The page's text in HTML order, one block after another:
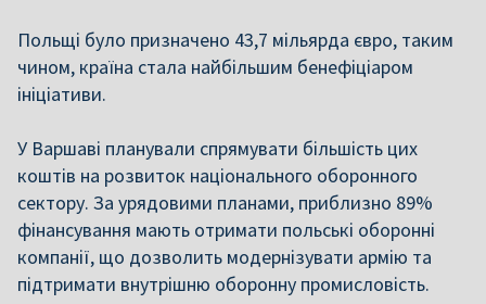
Польщі було призначено 43,7 мільярда євро, таким
чином, країна стала найбільшим бенефіціаром
ініціативи.
У Варшаві планували спрямувати більшість цих
коштів на розвиток національного оборонного
сектору. За урядовими планами, приблизно 89%
фінансування мають отримати польські оборонні
компанії, що дозволить модернізувати армію та
підтримати внутрішню оборонну промисловість.